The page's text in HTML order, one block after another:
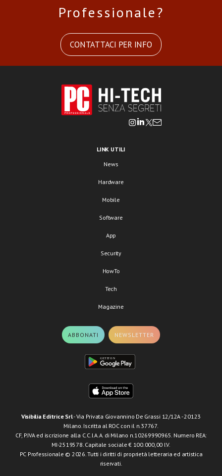
Professionale?
CONTATTACI PER INFO
LINK UTILI
News
Hardware
Mobile
Software
App
Security
HowTo
Tech
Magazine
ABBONATI NEWSLETTER
Visibilia Editrice Srl- Via Privata Giovannino De Grassi 12/12A - 20123
Milano. Iscritta al ROC con il n.37767.
CF, P.IVA ed iscrizione alla C.C.I.A.A. di Milano n.10269990965. Numero REA:
MI-2519578. Capitale sociale € 100.000,00 I.V.
PC Professionale © 2026. Tutti i diritti di proprietà letteraria ed artistica
riservati.